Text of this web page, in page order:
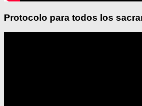
Protocolo para todos los